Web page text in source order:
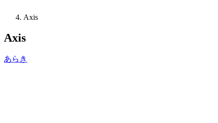
Axis
Axis
あらき